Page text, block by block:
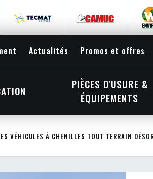
Actualités Promos et offres
PIÈCES D'USURE &
ÉQUIPEMENTS
VÉHICULES À CHENILLES TOUT TERRAIN